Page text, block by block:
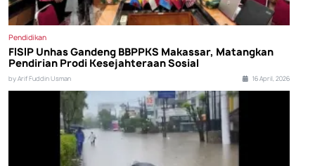
Pendidikan
FISIP Unhas Gandeng BBPPKS Makassar, Matangkan
Pendirian Prodi Kesejahteraan Sosial
by Arif Fuddin Usman 16 April, 2026